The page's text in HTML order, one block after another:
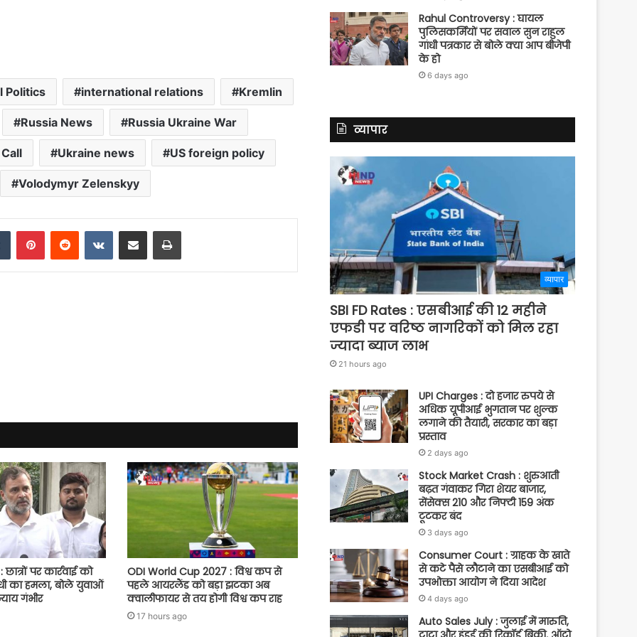
Politics international relations Kremlin
Russia News Russia Ukraine War
Ukraine news US foreign policy
Volodymyr Zelenskyy
Tumblr PinterestReddit VKontakteShare via Email Print
पर कार्रवाई को
का हमला, बोले युवाओं
गंभीर
ODI World Cup 2027 : विश्व कप से
पहले आयरलैंड को बड़ा झटका अब
क्वालीफायर से तय होगी विश्व कप राह
17 hours ago
Rahul Controversy : घायल
पुलिसकर्मियों पर सवाल सुन राहुल
गांधी पत्रकार से बोले क्या आप बीजेपी
के हो
6 days ago
व्यापार
व्यापार
SBI FD Rates : एसबीआई की 12 महीने
एफडी पर वरिष्ठ नागरिकों को मिल रहा
ज्यादा ब्याज लाभ
21 hours ago
UPI Charges : दो हजार रुपये से
अधिक यूपीआई भुगतान पर शुल्क
लगाने की तैयारी, सरकार का बड़ा
प्रस्ताव
2 days ago
Stock Market Crash : शुरुआती
बढ़त गंवाकर गिरा शेयर बाजार,
सेंसेक्स 210 और निफ्टी 159 अंक
टूटकर बंद
3 days ago
Consumer Court : ग्राहक के खाते
से कटे पैसे लौटाने का एसबीआई को
उपभोक्ता आयोग ने दिया आदेश
4 days ago
Auto Sales July : जुलाई में मारुति,